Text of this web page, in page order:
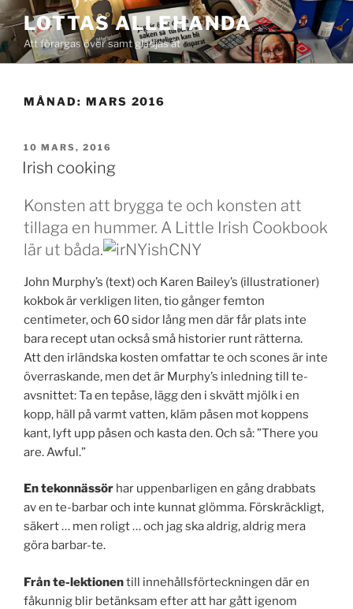
Hoppa
till
innehåll
LOTTAS ALLEHANDA
Att förargas över samt glädjas åt
MÅNAD: MARS 2016
PUBLICERAT
10 MARS, 2016
Irish cooking
Konsten att brygga te och konsten att
tillaga en hummer. A Little Irish Cookbook
lär ut båda.
John Murphy’s (text) och Karen Bailey’s (illustrationer)
kokbok är verkligen liten, tio gånger femton
centimeter, och 60 sidor lång men där får plats inte
bara recept utan också små historier runt rätterna.
Att den irländska kosten omfattar te och scones är inte
överraskande, men det är Murphy’s inledning till te-
avsnittet: Ta en tepåse, lägg den i skvätt mjölk i en
kopp, häll på varmt vatten, kläm påsen mot koppens
kant, lyft upp påsen och kasta den. Och så: ”There you
are. Awful.”
En tekonnässör har uppenbarligen en gång drabbats
av en te-barbar och inte kunnat glömma. Förskräckligt,
säkert … men roligt … och jag ska aldrig, aldrig mera
göra barbar-te.
Från te-lektionentill innehållsförteckningen där en
fåkunnig blir betänksam efter att har gått igenom